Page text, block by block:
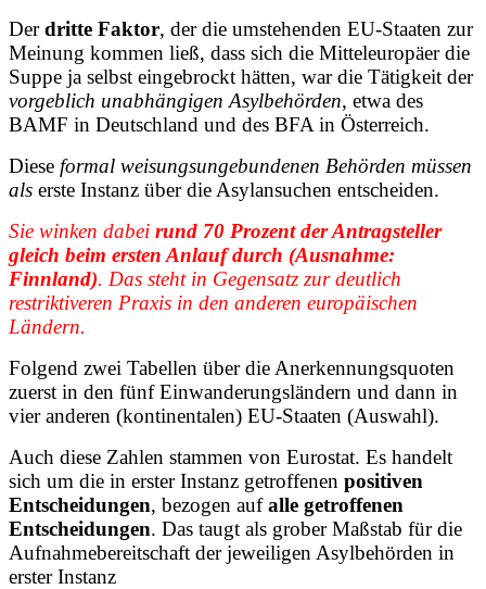
Derdritte Faktor, der die umstehenden EU-Staaten zur
Meinung kommen ließ, dass sich die Mitteleuropäer die
Suppe ja selbst eingebrockt hätten, war die Tätigkeit der
vorgeblich unabhängigen Asylbehörden, etwa des
BAMF in Deutschland und des BFA in Österreich.
Diese formal weisungsungebundenen Behörden müssen
als erste Instanz über die Asylansuchen entscheiden.
Sie winken dabei rund 70 Prozent der Antragsteller
gleich beim ersten Anlauf durch (Ausnahme:
Finnland). Das steht in Gegensatz zur deutlich
restriktiveren Praxis in den anderen europäischen
Ländern.
Folgend zwei Tabellen über die Anerkennungsquoten
zuerst in den fünf Einwanderungsländern und dann in
vier anderen (kontinentalen) EU-Staaten (Auswahl).
Auch diese Zahlen stammen von Eurostat. Es handelt
sich um die in erster Instanz getroffenen positiven
Entscheidungen, bezogen aufalle getroffenen
Entscheidungen. Das taugt als grober Maßstab für die
Aufnahmebereitschaft der jeweiligen Asylbehörden in
erster Instanz